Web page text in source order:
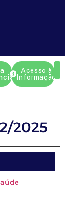
Acesso à
Informação
2025